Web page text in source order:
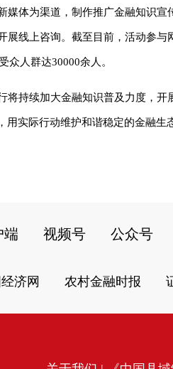
媒体为渠道，制作推广金融知识
展线上咨询。截至目前，活动参
众人群达30000余人。
将持续加大金融知识普及力度，
用实际行动维护和谐稳定的金融
端 视频号 公众号
济网 农村金融时报